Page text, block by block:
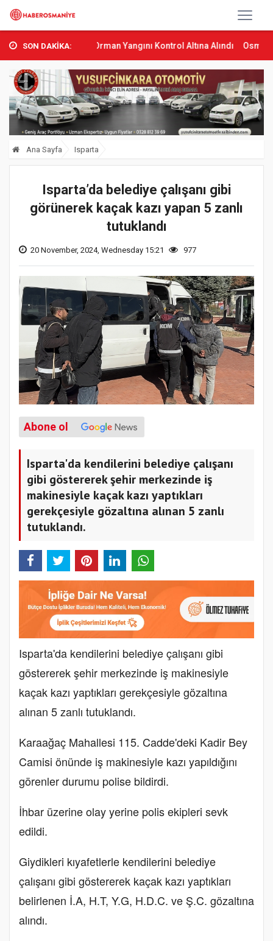
SON DAKİKA:
Sumbas’ta Orman Yangını Kontrol Altına Alındı Osmaniye’de Tren
Ana Sayfa Isparta
Isparta’da belediye çalışanı gibi
görünerek kaçak kazı yapan 5 zanlı
tutuklandı
20 November, 2024, Wednesday 15:21 977
Abone ol
Isparta'da kendilerini belediye çalışanı
gibi göstererek şehir merkezinde iş
makinesiyle kaçak kazı yaptıkları
gerekçesiyle gözaltına alınan 5 zanlı
tutuklandı.
Isparta'da kendilerini belediye çalışanı gibi
göstererek şehir merkezinde iş makinesiyle
kaçak kazı yaptıkları gerekçesiyle gözaltına
alınan 5 zanlı tutuklandı.
Karaağaç Mahallesi 115. Cadde'deki Kadir Bey
Camisi önünde iş makinesiyle kazı yapıldığını
görenler durumu polise bildirdi.
İhbar üzerine olay yerine polis ekipleri sevk
edildi.
Giydikleri kıyafetlerle kendilerini belediye
çalışanı gibi göstererek kaçak kazı yaptıkları
belirlenen İ.A, H.T, Y.G, H.D.C. ve Ş.C. gözaltına
alındı.